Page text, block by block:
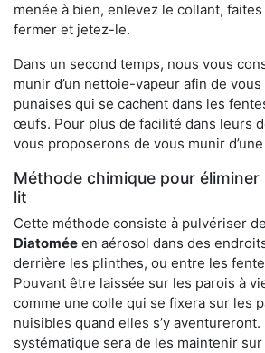
menée à bien, enlevez le collant,
fermer et jetez-le.
Dans un second temps, nous vous
munir d’un nettoie-vapeur afin de
punaises qui se cachent dans les
œufs. Pour plus de facilité dans leurs
vous proposerons de vous munir
Méthode chimique pour éliminer
lit
Cette méthode consiste à pulvériser
Diatomée en aérosol dans des
derrière les plinthes, ou entre les
Pouvant être laissée sur les parois à
comme une colle qui se fixera sur les
nuisibles quand elles s’y aventureront.
systématique sera de les maintenir